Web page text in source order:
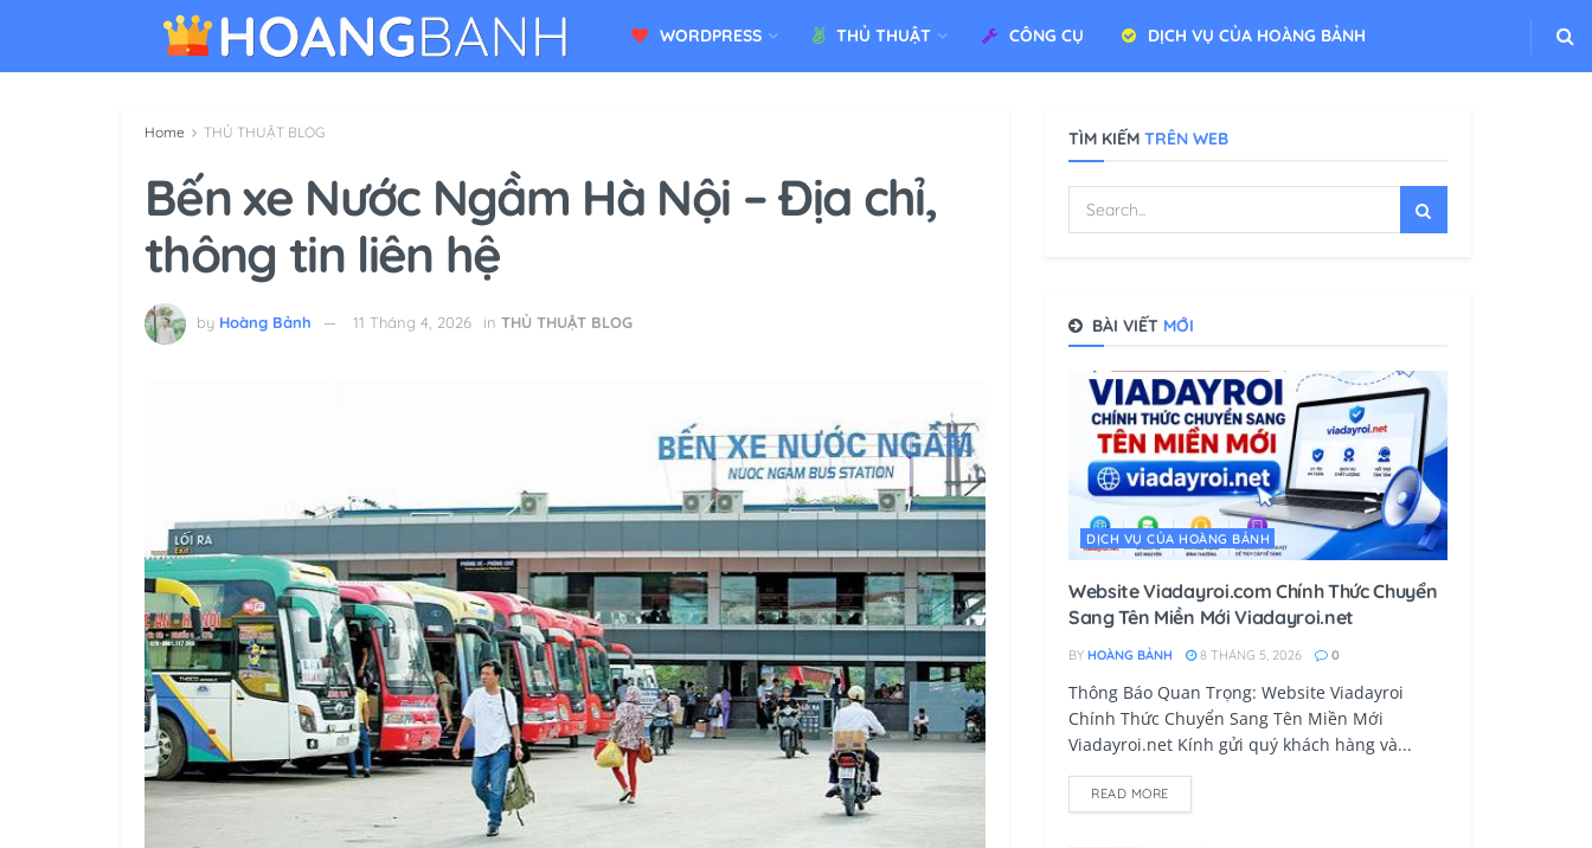
WORDPRESS THỦ THUẬT CÔNG CỤ DỊCH VỤ CỦA HOÀNG BẢNH
Home THỦ THUẬT BLOG
Bến xe Nước Ngầm Hà Nội – Địa chỉ,
thông tin liên hệ
by Hoàng Bảnh 11 Tháng 4, 2026 in THỦ THUẬT BLOG
TÌM KIẾM TRÊN WEB
BÀI VIẾT MỚI
DỊCH VỤ CỦA HOÀNG BẢNH
Website Viadayroi.com Chính Thức Chuyển
Sang Tên Miền Mới Viadayroi.net
BY HOÀNG BẢNH 8 THÁNG 5, 2026 0
Thông Báo Quan Trọng: Website Viadayroi
Chính Thức Chuyển Sang Tên Miền Mới
Viadayroi.net Kính gửi quý khách hàng và...
READ MORE